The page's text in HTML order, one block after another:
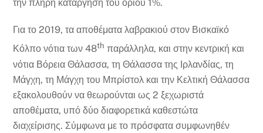
την πλήρη κατάργηση του ορίου 1%.
Για το 2019, τα αποθέματα λαβρακιού στον Βισκαϊκό
Κόλπο νότια των 48th παράλληλα, και στην κεντρική και
νότια Βόρεια Θάλασσα, τη Θάλασσα της Ιρλανδίας, τη
Μάγχη, τη Μάγχη του Μπρίστολ και την Κελτική Θάλασσα
εξακολουθούν να θεωρούνται ως 2 ξεχωριστά
αποθέματα, υπό δύο διαφορετικά καθεστώτα
διαχείρισης. Σύμφωνα με το πρόσφατα συμφωνηθέν